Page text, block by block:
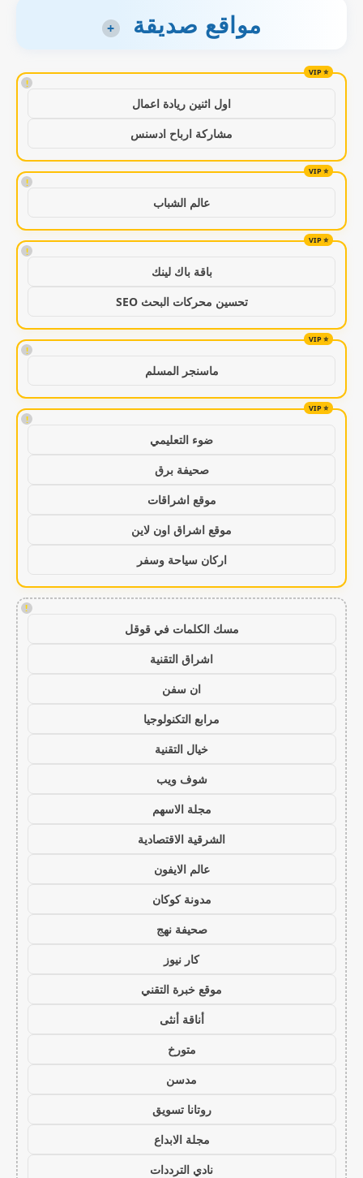
مواقع صديقة +
!
اول اثنين ريادة اعمال
مشاركة ارباح ادسنس
!
عالم الشباب
!
باقة باك لينك
تحسين محركات البحث SEO
!
ماسنجر المسلم
!
ضوء التعليمي
صحيفة برق
موقع اشراقات
موقع اشراق اون لاين
اركان سياحة وسفر
!
مسك الكلمات في قوقل
اشراق التقنية
ان سفن
مرابع التكنولوجيا
خيال التقنية
شوف ويب
مجلة الاسهم
الشرقية الاقتصادية
عالم الايفون
مدونة كوكان
صحيفة نهج
كار نيوز
موقع خبرة التقني
أناقة أنثى
متورخ
مدسن
روتانا تسويق
مجلة الابداع
نادي الترددات